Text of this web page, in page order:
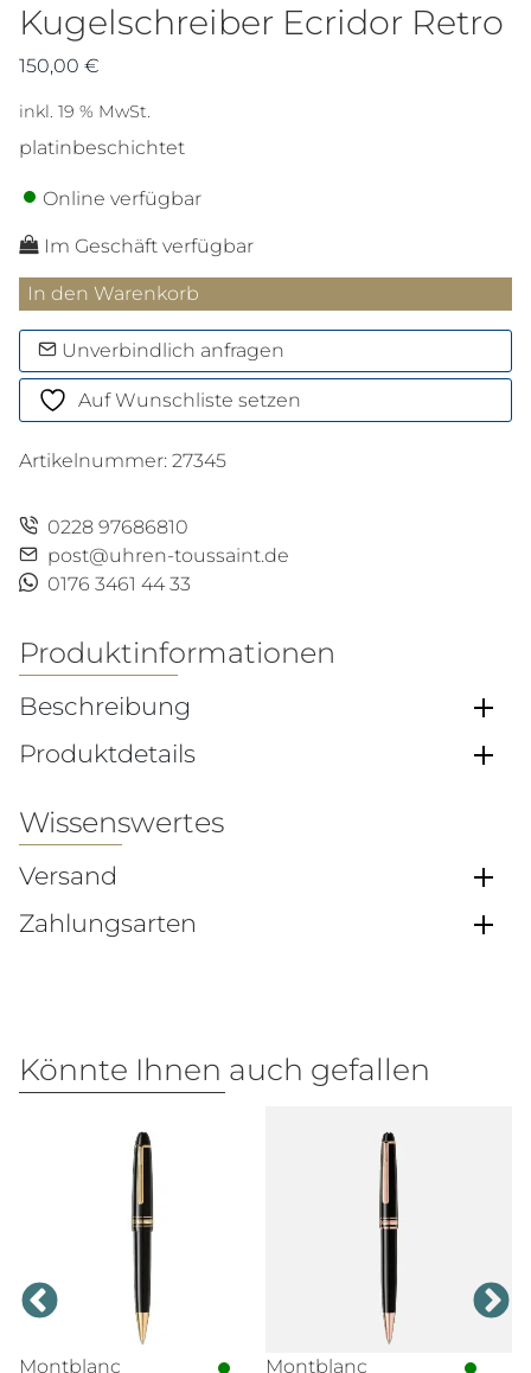
Kugelschreiber Ecridor Retro
150,00 €
inkl. 19 % MwSt.
platinbeschichtet
Online verfügbar
Im Geschäft verfügbar
Kugelschreiber
Ecridor
Retro
Menge
In den Warenkorb
Unverbindlich anfragen
Auf Wunschliste setzen
Artikelnummer: 27345
0228 97686810
post@uhren-toussaint.de
0176 3461 44 33
Produktinformationen
Beschreibung
Produktdetails
Wissenswertes
Versand
Zahlungsarten
Könnte Ihnen auch gefallen
Montblanc
Montblanc